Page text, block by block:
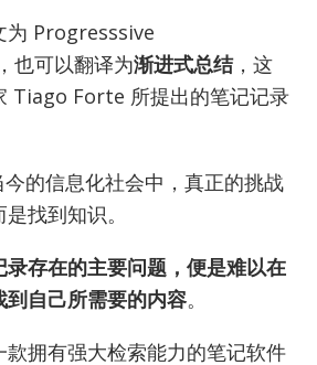
为 Progresssive
也可以翻译为渐进式总结，这
Tiago Forte 所提出的笔记记录
的信息化社会中，真正的挑战
找到知识。
存在的主要问题，便是难以在
到自己所需要的内容。
款拥有强大检索能力的笔记软件